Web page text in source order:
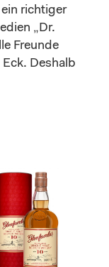
richtiger
„Dr.
Freunde
Deshalb